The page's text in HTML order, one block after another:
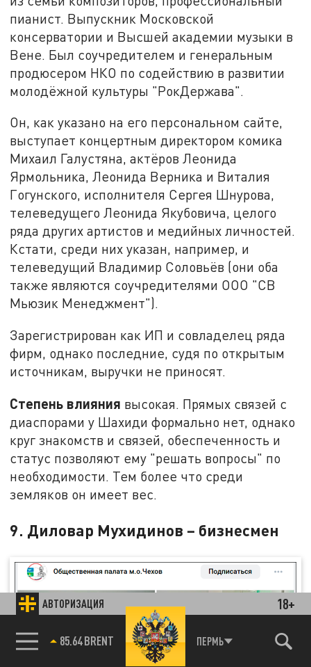
АВТОРИЗАЦИЯ 18+
85.64 BRENT ПЕРМЬ
пианист. Выпускник Московской
консерватории и Высшей академии музыки в
Вене. Был соучредителем и генеральным
продюсером НКО по содействию в развитии
молодёжной культуры "РокДержава".
Он, как указано на его персональном сайте,
выступает концертным директором комика
Михаил Галустяна, актёров Леонида
Ярмольника, Леонида Верника и Виталия
Гогунского, исполнителя Сергея Шнурова,
телеведущего Леонида Якубовича, целого
ряда других артистов и медийных личностей.
Кстати, среди них указан, например, и
телеведущий Владимир Соловьёв (они оба
также являются соучредителями ООО "СВ
Мьюзик Менеджмент").
Зарегистрирован как ИП и совладелец ряда
фирм, однако последние, судя по открытым
источникам, выручки не приносят.
Степень влияния высокая. Прямых связей с
диаспорами у Шахиди формально нет, однако
круг знакомств и связей, обеспеченность и
статус позволяют ему "решать вопросы" по
необходимости. Тем более что среди
земляков он имеет вес.
9. Диловар Мухидинов – бизнесмен